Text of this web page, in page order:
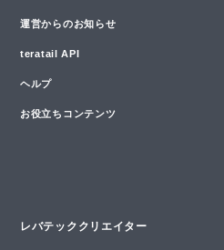
運営からのお知らせ
teratail API
ヘルプ
お役立ちコンテンツ
レバテッククリエイター